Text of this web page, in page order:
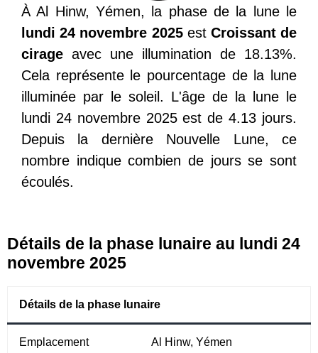
À Al Hinw, Yémen, la phase de la lune le
lundi 24 novembre 2025est Croissant de
cirage avec une illumination de 18.13%.
Cela représente le pourcentage de la lune
illuminée par le soleil. L'âge de la lune le
lundi 24 novembre 2025 est de 4.13 jours.
Depuis la dernière Nouvelle Lune, ce
nombre indique combien de jours se sont
écoulés.
Détails de la phase lunaire au lundi 24
novembre 2025
Détails de la phase lunaire
Emplacement Al Hinw, Yémen